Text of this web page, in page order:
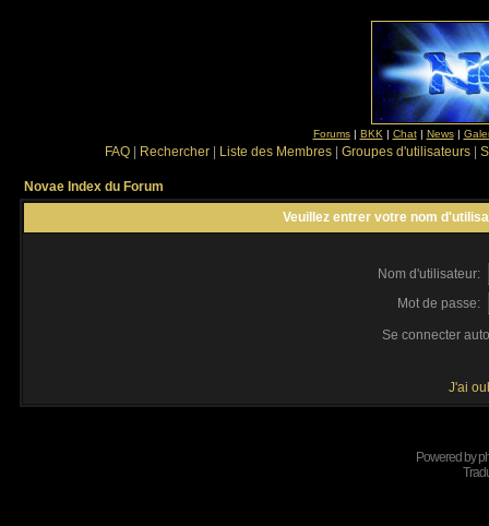
Forums| BKK | Chat| News|
FAQ Rechercher Liste des Membres Groupes d'utilisateurs
Novae Index du Forum
Veuillez entrer votre nom
Nom d'utilisateur:
Mot de passe:
Se connecter
J'ai
Powered by